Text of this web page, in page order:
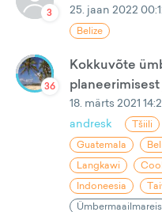
3 25. jaan 2022
Belize
36
Kokkuvõte
18. märts 2021
andresk
Tšiili
Guatemala
Langkawi
Indoneesia
Ümbermaailmareis